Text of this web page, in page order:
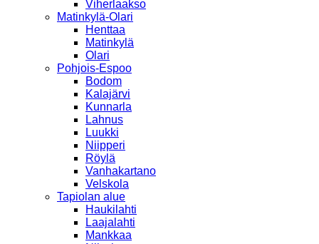
Viherlaakso
Matinkylä-Olari
Henttaa
Matinkylä
Olari
Pohjois-Espoo
Bodom
Kalajärvi
Kunnarla
Lahnus
Luukki
Niipperi
Röylä
Vanhakartano
Velskola
Tapiolan alue
Haukilahti
Laajalahti
Mankkaa